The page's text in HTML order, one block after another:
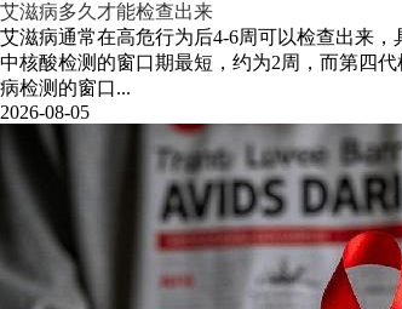
艾滋病多久才能检查出来
艾滋病通常在高危行为后4-6周可以检查出来
中核酸检测的窗口期最短，约为2周，而第四
病检测的窗口...
2026-08-05